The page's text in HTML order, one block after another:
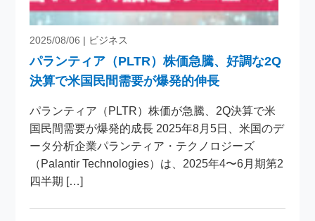
2025/08/06 | ビジネス
パランティア（PLTR）株価急騰、好調な2Q
決算で米国民間需要が爆発的伸長
パランティア（PLTR）株価が急騰、2Q決算で米
国民間需要が爆発的成長 2025年8月5日、米国のデ
ータ分析企業パランティア・テクノロジーズ
（Palantir Technologies）は、2025年4〜6月期第2
四半期 […]